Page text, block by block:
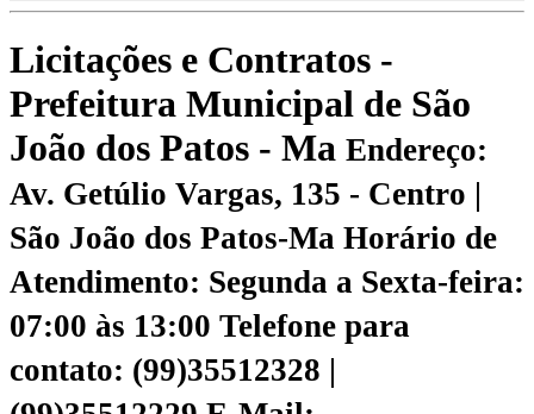
Licitações e Contratos -
Prefeitura Municipal de São
João dos Patos - Ma Endereço:
Av. Getúlio Vargas, 135 - Centro |
São João dos Patos-Ma Horário de
Atendimento: Segunda a Sexta-feira:
07:00 às 13:00 Telefone para
contato: (99)35512328 |